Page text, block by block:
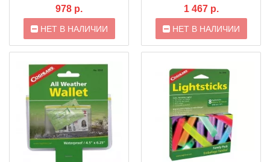
978 р.
НЕТ В НАЛИЧИИ
1 467 р.
НЕТ В НАЛИЧИИ